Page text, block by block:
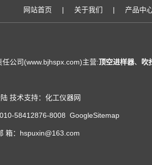
网站首页 | 关于我们 | 产品中
公司(www.bjhspx.com)主营:顶空进样器、 吹
技术支持： 化工仪器网
58412876-8008 GoogleSitemap
箱：hspuxin@163.com